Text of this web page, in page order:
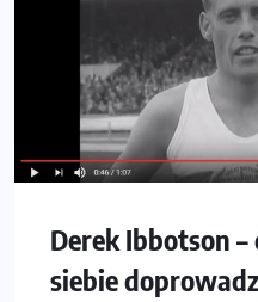
Derek Ibbotson
siebie